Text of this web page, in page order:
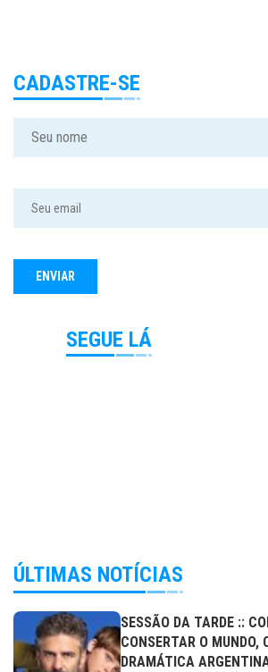
CADASTRE-SE
SEGUE LÁ
ÚLTIMAS NOTÍCIAS
SESSÃO DA TARDE ::
CONSERTAR O MUNDO,
DRAMÁTICA